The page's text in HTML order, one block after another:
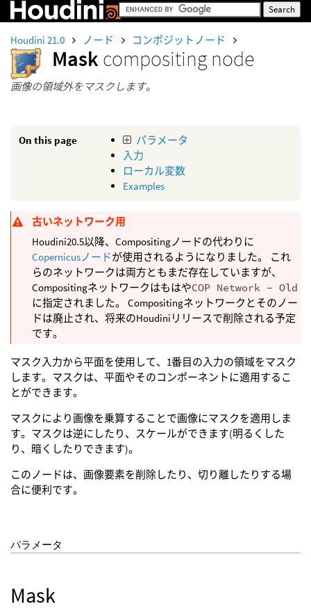
Houdini 21.0 ノード コンポジットノード
Maskcompositing node
画像の領域外をマスクします。
On this page
パラメータ
入力
ローカル変数
Examples
古いネットワーク用
Houdini20.5以降、Compositingノードの代わりに
Copernicusノードが使用されるようになりました。 これ
らのネットワークは両方ともまだ存在していますが、
CompositingネットワークはもはやCOP Network - Old
に指定されました。 Compositingネットワークとそのノー
ドは廃止され、将来のHoudiniリリースで削除される予定
です。
マスク入力から平面を使用して、1番目の入力の領域をマスク
します。マスクは、平面やそのコンポーネントに適用するこ
とができます。
マスクにより画像を乗算することで画像にマスクを適用しま
す。マスクは逆にしたり、スケールができます(明るくした
り、暗くしたりできます)。
このノードは、画像要素を削除したり、切り離したりする場
合に便利です。
パラメータ
Mask